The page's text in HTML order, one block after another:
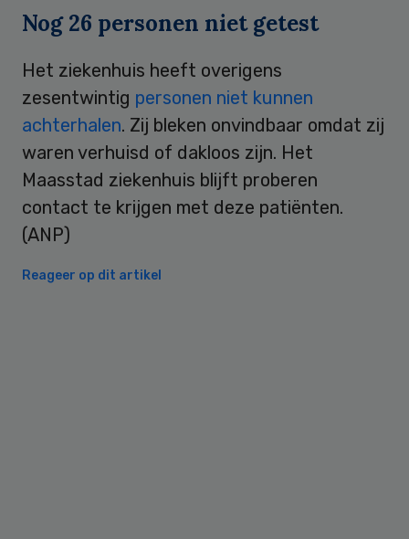
Nog 26 personen niet getest
Het ziekenhuis heeft overigens
zesentwintig personen niet kunnen
achterhalen. Zij bleken onvindbaar omdat zij
waren verhuisd of dakloos zijn. Het
Maasstad ziekenhuis blijft proberen
contact te krijgen met deze patiënten.
(ANP)
Reageer op dit artikel